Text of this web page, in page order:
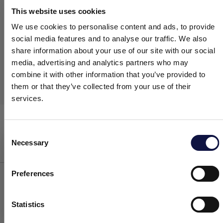
This website uses cookies
We use cookies to personalise content and ads, to provide
social media features and to analyse our traffic. We also
share information about your use of our site with our social
media, advertising and analytics partners who may
combine it with other information that you’ve provided to
them or that they’ve collected from your use of their
services.
Selection
Necessary
Preferences
Statistics
Le présent site est destiné à un public professionnel.
sont exclusivement réservés aux clients professionnels, aux
entreprises et aux professionnels (sociétés).
J’ai compris
Eléments filtrants
CARTOUCHES DE FILTRATION POUR LE